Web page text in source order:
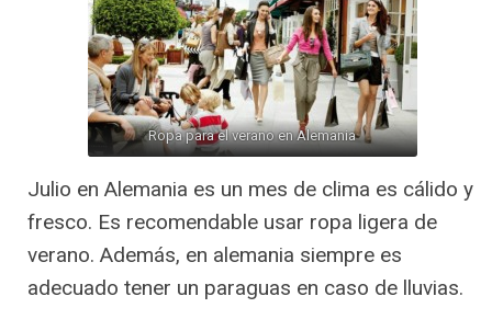
Ropa para el verano en Alemania
Julio en Alemania es un mes de clima es cálido y
fresco. Es recomendable usar ropa ligera de
verano. Además, en alemania siempre es
adecuado tener un paraguas en caso de lluvias.